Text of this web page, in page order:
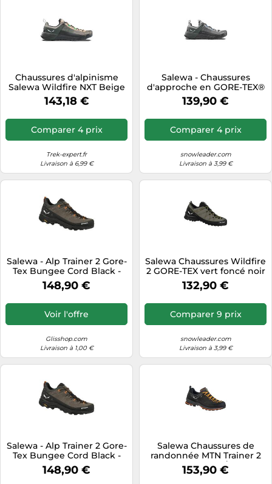
Chaussures d'alpinisme
Salewa Wildfire NXT Beige
42
143,18 €
Comparer 4 prix
Trek-expert.fr
Livraison à 6,99 €
Salewa - Chaussures
d'approche en GORE-TEX®
- Wildfire Nxt GTX W
Alloy/Dark Olive pour
Femme - Taille 39 - Gris Gris
39
139,90 €
Comparer 4 prix
snowleader.com
Livraison à 3,99 €
Salewa - Alp Trainer 2 Gore-
Tex Bungee Cord Black -
8.5 - Chaussures
d'approche
148,90 €
Voir l'offre
Glisshop.com
Livraison à 1,00 €
Salewa Chaussures Wildfire
2 GORE-TEX vert foncé noir
Taille 44
132,90 €
Comparer 9 prix
snowleader.com
Livraison à 3,99 €
Salewa - Alp Trainer 2 Gore-
Tex Bungee Cord Black -
10.5 - Chaussures
d'approche
148,90 €
Salewa Chaussures de
randonnée MTN Trainer 2
Gore-Tex (black/carrot)
Homme 8 5
153,90 €